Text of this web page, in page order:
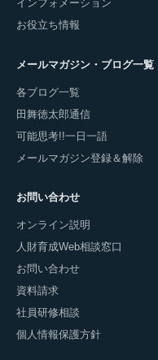
インフォメーション
お役立ち情報
メールマガジン・ブログ一覧
各ブログ一覧
田舞徳太郎通信
可能思考!!一日一語
メールマガジン登録＆解除
お問い合わせ
オンライン説明
人財育成Web相談窓口
お問い合わせ
資料請求
社員研修相談
個人情報保護方針